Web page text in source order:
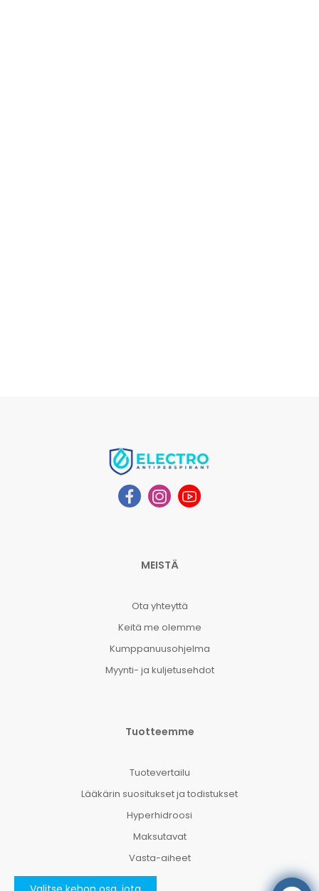
MEISTÄ
Ota yhteyttä
Keitä me olemme
Kumppanuusohjelma
Myynti- ja kuljetusehdot
Tuotteemme
Tuotevertailu
Lääkärin suositukset ja todistukset
Hyperhidroosi
Maksutavat
Vasta-aiheet